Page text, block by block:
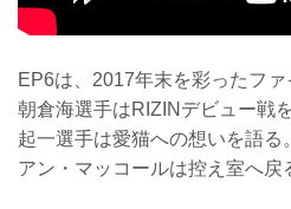
EP6は、2017年末を彩ったファ
朝倉海選手はRIZINデビュー戦
起一選手は愛猫への想いを語る
アン・マッコールは控え室へ戻